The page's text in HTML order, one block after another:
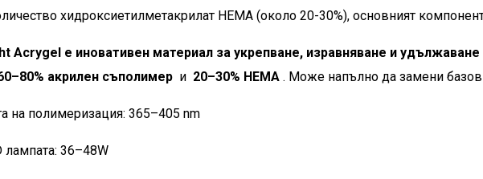
хидроксиетилметакрилат HEMA (около 20-30%), основният
Acrygel е иновативен материал за укрепване, изравняване и удължаване
акрилен съполимер и 20–30% HEMA . Може напълно да замени
на полимеризация: 365–405 nm
лампата: 36–48W